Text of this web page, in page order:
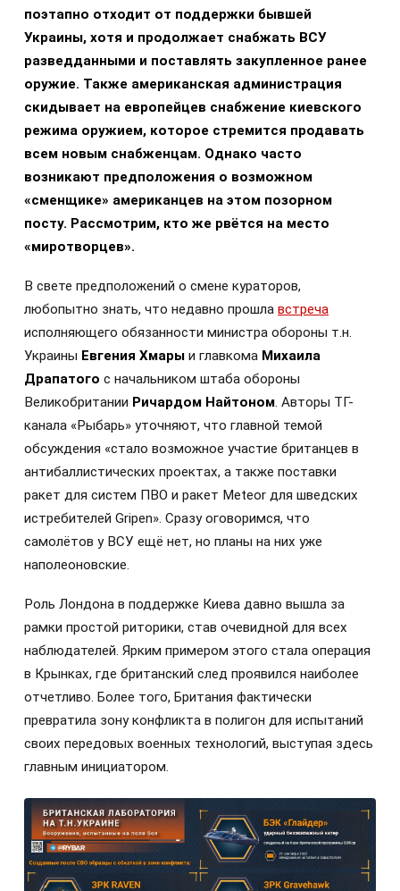
поэтапно отходит от поддержки бывшей
Украины, хотя и продолжает снабжать ВСУ
разведданными и поставлять закупленное ранее
оружие. Также американская администрация
скидывает на европейцев снабжение киевского
режима оружием, которое стремится продавать
всем новым снабженцам. Однако часто
возникают предположения о возможном
«сменщике» американцев на этом позорном
посту. Рассмотрим, кто же рвётся на место
«миротворцев».
В свете предположений о смене кураторов,
любопытно знать, что недавно прошла встреча
исполняющего обязанности министра обороны т.н.
Украины Евгения Хмары и главкома Михаила
Драпатого с начальником штаба обороны
Великобритании Ричардом Найтоном. Авторы ТГ-
канала «Рыбарь» уточняют, что главной темой
обсуждения «стало возможное участие британцев в
антибаллистических проектах, а также поставки
ракет для систем ПВО и ракет Meteor для шведских
истребителей Gripen». Сразу оговоримся, что
самолётов у ВСУ ещё нет, но планы на них уже
наполеоновские.
Роль Лондона в поддержке Киева давно вышла за
рамки простой риторики, став очевидной для всех
наблюдателей. Ярким примером этого стала операция
в Крынках, где британский след проявился наиболее
отчетливо. Более того, Британия фактически
превратила зону конфликта в полигон для испытаний
своих передовых военных технологий, выступая здесь
главным инициатором.